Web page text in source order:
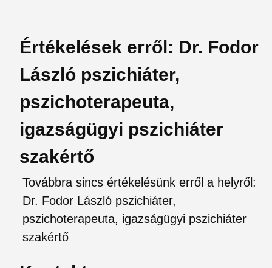
Értékelések erről: Dr. Fodor
László pszichiáter,
pszichoterapeuta,
igazságügyi pszichiáter
szakértő
Továbbra sincs értékelésünk erről a helyről:
Dr. Fodor László pszichiáter,
pszichoterapeuta, igazságügyi pszichiáter
szakértő